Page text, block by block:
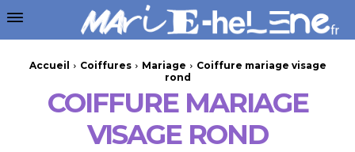
Accueil Coiffures Mariage
Coiffure mariage visage
rond
COIFFURE MARIAGE
VISAGE ROND